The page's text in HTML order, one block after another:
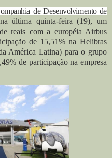
de Desenvolvimento de
última quinta-feira (19), um
reais com a européia Airbus
de 15,51% na Helibras
América Latina) para o grupo
de participação na empresa